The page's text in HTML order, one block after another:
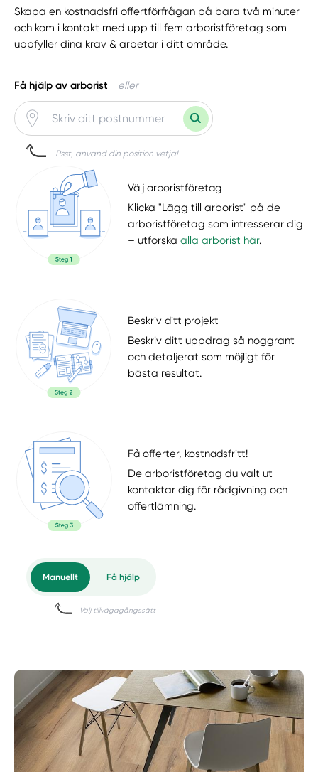
Skapa en kostnadsfri offertförfrågan på bara två minuter
och kom i kontakt med upp till fem arboristföretag som
uppfyller dina krav & arbetar i ditt område.
Få hjälp av arborist eller
Psst, använd din position vetja!
Välj arboristföretag
Klicka "Lägg till arborist" på de
arboristföretag som intresserar dig
– utforskaalla arborist här.
Beskriv ditt projekt
Beskriv ditt uppdrag så noggrant
och detaljerat som möjligt för
bästa resultat.
Få offerter, kostnadsfritt!
De arboristföretag du valt ut
kontaktar dig för rådgivning och
offertlämning.